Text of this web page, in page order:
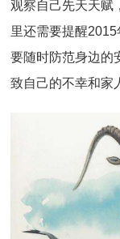
观察自己先天天赋
里还需要提醒2015
要随时防范身边的
致自己的不幸和家